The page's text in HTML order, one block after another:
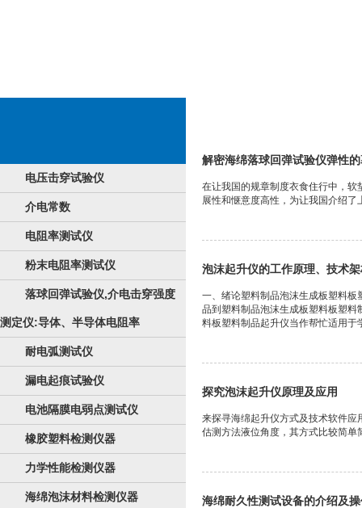
电压击穿试验仪
介电常数
电阻率测试仪
粉末电阻率测试仪
落球回弹试验仪,介电击穿强度
测定仪:导体、半导体电阻率
耐电弧测试仪
漏电起痕试验仪
电池隔膜电弱点测试仪
橡胶塑料检测仪器
力学性能检测仪器
海绵泡沫材料检测仪器
解密海绵落球回弹试验仪弹性
在让我国的规章制度衣食住行中，
展性和惬意度高性，为让我国介绍
泡沫起升仪的工作原理、技术
一、绪论塑料制品泡沫生成板塑料
品到塑料制品泡沫生成板塑料板塑
料板塑料制品起升仪当作帮忙适用
探究泡沫起升仪原理及应用
来探寻海绵起升仪方式及技术软件
估测方法液位角度，其方式比较简
海绵耐久性测试设备的介绍及